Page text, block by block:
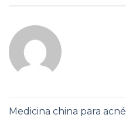
Medicina china para acné